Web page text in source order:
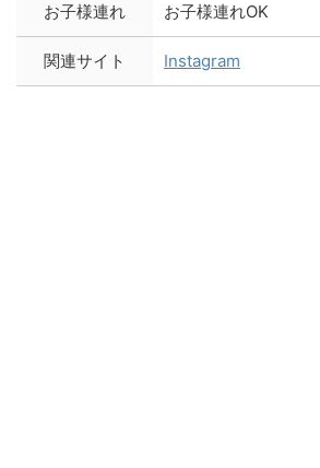
お子様連れ お子様連れOK
関連サイト Instagram